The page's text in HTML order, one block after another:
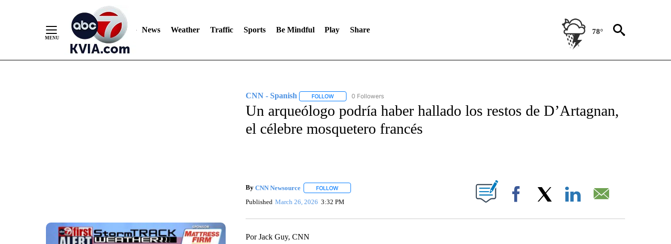
News Weather Traffic Sports Be Mindful Play Share 78°
CNN - Spanish FOLLOWFOLLOW "CNN - SPANISH" TO RECEIVE NOTIFICATIONS ABOUT NEW PAGES ON "CNN - SPANISH".
0 Followers
Un arqueólogo podría haber hallado los restos de D’Artagnan,
el célebre mosquetero francés
By CNN Newsource FOLLOWFOLLOW "" TO RECEIVE NOTIFICATIONS ABOUT NEW PAGES ON "".
Published March 26, 2026 3:32 PM Facebook
Por Jack Guy, CNN